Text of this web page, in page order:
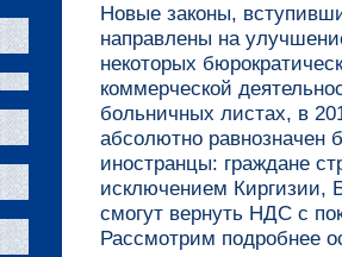
Новые законы,
направлены на
некоторых
коммерческой
больничных листах, в
абсолютно
иностранцы: граждане
исключением Киргизии,
смогут вернуть НДС с
Рассмотрим подробнее